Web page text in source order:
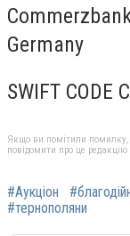
Germany
SWIFT CODE
Якщо ви помітили помилку,
повідомити про це редакцію
#Аукціон
#тернополяни